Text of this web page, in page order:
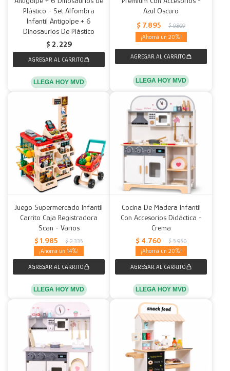
Plástico - Set Alfombra
Infantil Antigolpe + 6
Dinosaurios De Plástico
$ 2.229
LLEGA HOY MVD
Azul Oscuro
$ 7.895 $ 9.869
20
LLEGA HOY MVD
Juego Supermercado Infantil
Carrito Caja Registradora
Scan - Varios
$ 1.985 $ 2.335
14
LLEGA HOY MVD
Cocina De Madera Infantil
Con Accesorios Didáctica -
Crema
$ 4.760 $ 5.950
20
LLEGA HOY MVD
Mesas
Calefactores
Acolchados y Frazadas
Decoración
Accesorios para el hogar
Herramientas
Accesorios
Muebles Infantiles